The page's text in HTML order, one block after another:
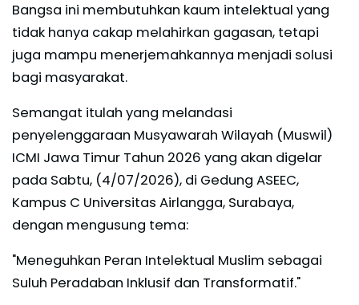
Bangsa ini membutuhkan kaum intelektual yang
tidak hanya cakap melahirkan gagasan, tetapi
juga mampu menerjemahkannya menjadi solusi
bagi masyarakat.
Semangat itulah yang melandasi
penyelenggaraan Musyawarah Wilayah (Muswil)
ICMI Jawa Timur Tahun 2026 yang akan digelar
pada Sabtu, (4/07/2026), di Gedung ASEEC,
Kampus C Universitas Airlangga, Surabaya,
dengan mengusung tema:
"Meneguhkan Peran Intelektual Muslim sebagai
Suluh Peradaban Inklusif dan Transformatif."